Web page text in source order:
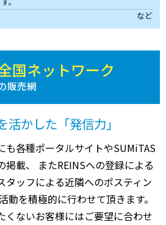
など
国ネットワーク
販売網
かした「発信力」
も各種ポータルサイトやSUMiTAS
掲載、 またREINSへの登録による
タッフによる近隣へのポスティン
動を積極的に行わせて頂きます。
くないお客様にはご要望に合わせ